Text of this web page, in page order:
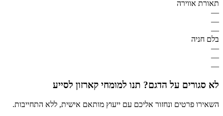
תאורת אווירה
—
—
—
בלם חניה
—
—
—
לא סגורים על הדגם? תנו למומחי קארזון לסייע
השאירו פרטים ונחזור אליכם עם ייעוץ מותאם אישית, ללא התחייבות.